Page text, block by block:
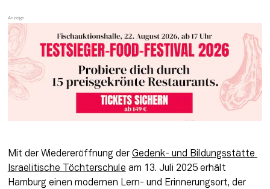
Mit der Wiedereröffnung der Gedenk- und Bildungsstätte
Israelitische Töchterschule am 13. Juli 2025 erhält
Hamburg einen modernen Lern- und Erinnerungsort, der